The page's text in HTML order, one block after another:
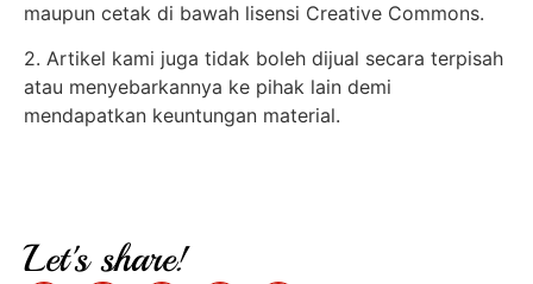
maupun cetak di bawah lisensi Creative Commons.
2. Artikel kami juga tidak boleh dijual secara terpisah
atau menyebarkannya ke pihak lain demi
mendapatkan keuntungan material.
Let's share!